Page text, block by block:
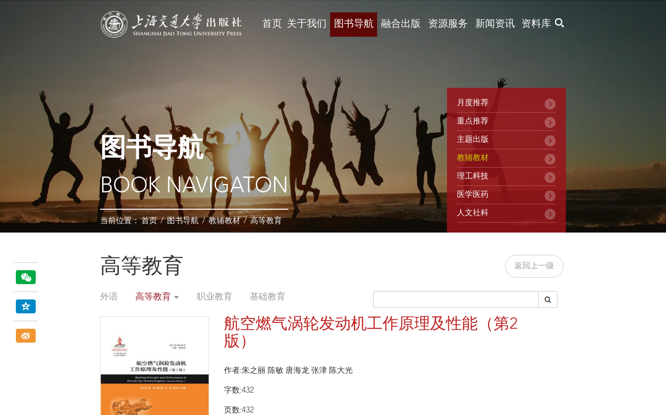
X
首页 关于我们 图书导航 融合出版 资源服务 新闻资讯 资料库
图书导航
BOOK NAVIGATON
当前位置：首页/图书导航 / 教辅教材 / 高等教育
月度推荐
重点推荐
主题出版
教辅教材
理工科技
医学医药
人文社科
高等教育 返回上一级
外语 高等教育 职业教育 基础教育
航空燃气涡轮发动机工作原理及性能（第2
版）
作者:朱之丽 陈敏 唐海龙 张津 陈大光
字数:432
页数:432